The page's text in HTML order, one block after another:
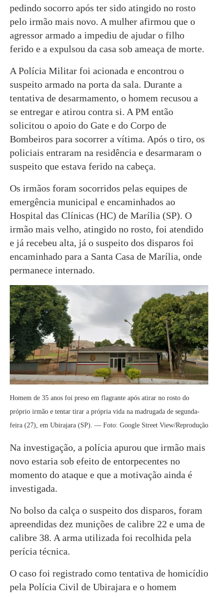
pedindo socorro após ter sido atingido no rosto
pelo irmão mais novo. A mulher afirmou que o
agressor armado a impediu de ajudar o filho
ferido e a expulsou da casa sob ameaça de morte.
A Polícia Militar foi acionada e encontrou o
suspeito armado na porta da sala. Durante a
tentativa de desarmamento, o homem recusou a
se entregar e atirou contra si. A PM então
solicitou o apoio do Gate e do Corpo de
Bombeiros para socorrer a vítima. Após o tiro, os
policiais entraram na residência e desarmaram o
suspeito que estava ferido na cabeça.
Os irmãos foram socorridos pelas equipes de
emergência municipal e encaminhados ao
Hospital das Clínicas (HC) de Marília (SP). O
irmão mais velho, atingido no rosto, foi atendido
e já recebeu alta, já o suspeito dos disparos foi
encaminhado para a Santa Casa de Marília, onde
permanece internado.
Homem de 35 anos foi preso em flagrante após atirar no rosto do
próprio irmão e tentar tirar a própria vida na madrugada de segunda-
feira (27), em Ubirajara (SP). — Foto: Google Street View/Reprodução
Na investigação, a polícia apurou que irmão mais
novo estaria sob efeito de entorpecentes no
momento do ataque e que a motivação ainda é
investigada.
No bolso da calça o suspeito dos disparos, foram
apreendidas dez munições de calibre 22 e uma de
calibre 38. A arma utilizada foi recolhida pela
perícia técnica.
O caso foi registrado como tentativa de homicídio
pela Polícia Civil de Ubirajara e o homem